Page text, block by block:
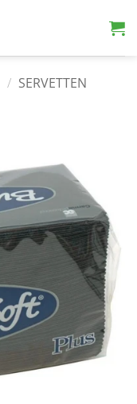
/ SERVETTEN